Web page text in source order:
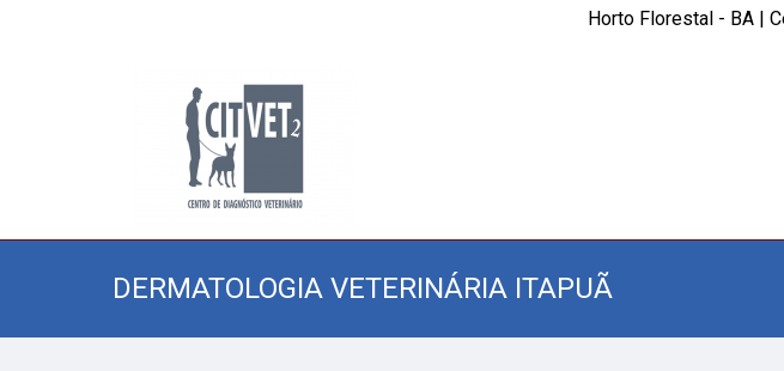
Horto Florestal - BA |
DERMATOLOGIA VETERINÁRIA ITAPUÃ